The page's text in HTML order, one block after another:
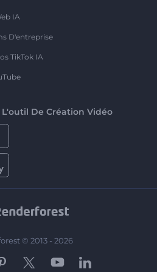
IA
D'entreprise
TikTok IA
De Création Vidéo
© 2013 - 2026